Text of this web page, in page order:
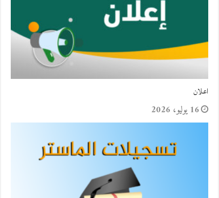
اعلان
16 يوليو، 2026